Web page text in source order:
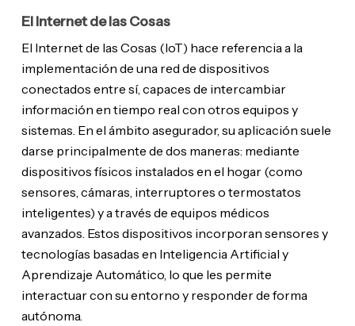
El Internet de las Cosas
El Internet de las Cosas (IoT) hace referencia a la
implementación de una red de dispositivos
conectados entre sí, capaces de intercambiar
información en tiempo real con otros equipos y
sistemas. En el ámbito asegurador, su aplicación suele
darse principalmente de dos maneras: mediante
dispositivos físicos instalados en el hogar (como
sensores, cámaras, interruptores o termostatos
inteligentes) y a través de equipos médicos
avanzados. Estos dispositivos incorporan sensores y
tecnologías basadas en Inteligencia Artificial y
Aprendizaje Automático, lo que les permite
interactuar con su entorno y responder de forma
autónoma.